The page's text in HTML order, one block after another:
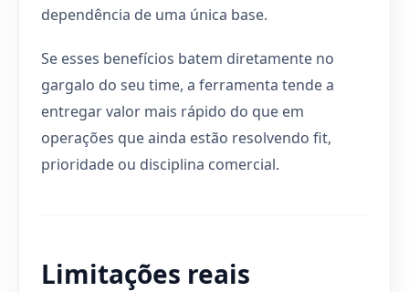
dependência de uma única base.
Se esses benefícios batem diretamente no
gargalo do seu time, a ferramenta tende a
entregar valor mais rápido do que em
operações que ainda estão resolvendo fit,
prioridade ou disciplina comercial.
Limitações reais